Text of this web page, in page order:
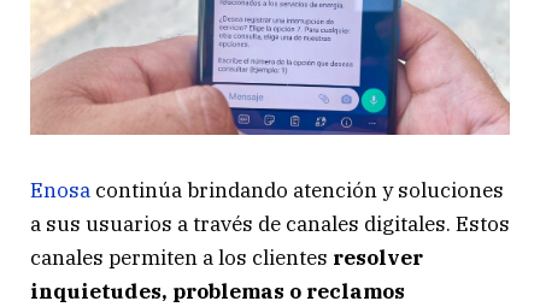
Enosa continúa brindando atención y soluciones
a sus usuarios a través de canales digitales. Estos
canales permiten a los clientes resolver
inquietudes, problemas o reclamos